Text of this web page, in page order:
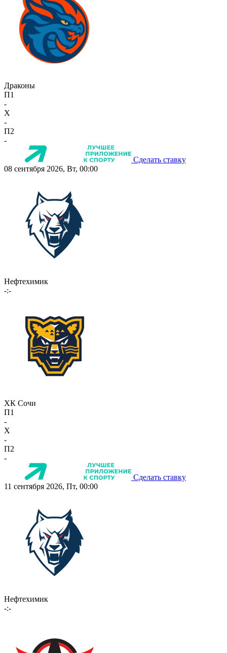
Драконы
П1
-
X
-
П2
-
Сделать ставку
08 сентября 2026, Вт, 00:00
Нефтехимик
-:-
ХК Сочи
П1
-
X
-
П2
-
Сделать ставку
11 сентября 2026, Пт, 00:00
Нефтехимик
-:-